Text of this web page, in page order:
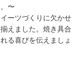
〜
ーツづくりに欠かせ
えました。焼き具合
る喜びを伝えましょ